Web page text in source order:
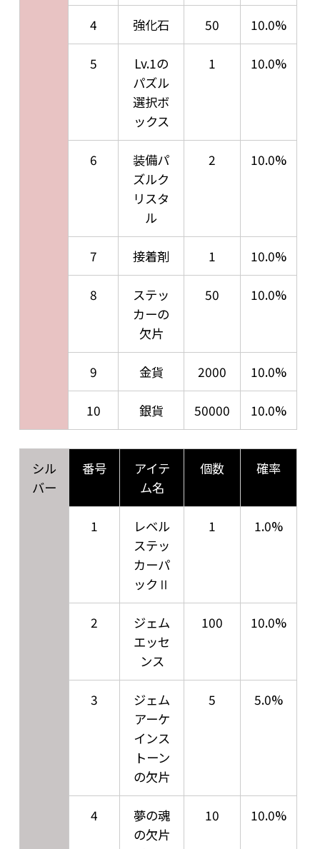
4 強化石 50 10.0%
5
Lv.1の
パズル
選択ボ
ックス
1 10.0%
6
装備パ
ズルク
リスタ
ル
2 10.0%
7 接着剤 1 10.0%
8
ステッ
カーの
欠片
50 10.0%
9 金貨 2000 10.0%
10 銀貨 50000 10.0%
シル
バー
番号
アイテ
ム名
個数 確率
1
レベル
ステッ
カーパ
ックⅡ
1 1.0%
2
ジェム
エッセ
ンス
100 10.0%
3
ジェム
アーケ
インス
トーン
の欠片
5 5.0%
4
夢の魂
の欠片
10 10.0%